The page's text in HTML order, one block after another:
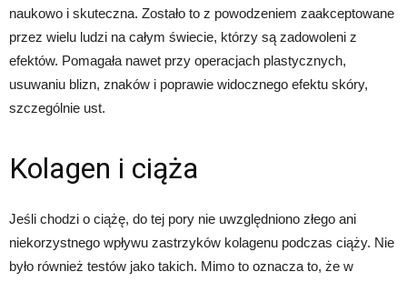
naukowo i skuteczna. Zostało to z powodzeniem zaakceptowane
przez wielu ludzi na całym świecie, którzy są zadowoleni z
efektów. Pomagała nawet przy operacjach plastycznych,
usuwaniu blizn, znaków i poprawie widocznego efektu skóry,
szczególnie ust.
Kolagen i ciąża
Jeśli chodzi o ciążę, do tej pory nie uwzględniono złego ani
niekorzystnego wpływu zastrzyków kolagenu podczas ciąży. Nie
było również testów jako takich. Mimo to oznacza to, że w